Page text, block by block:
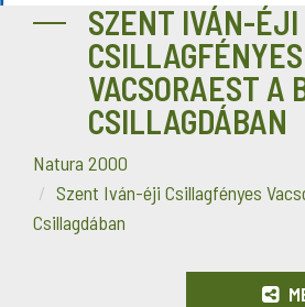
SZENT IVÁN-ÉJI
CSILLAGFÉNYES
VACSORAEST A
CSILLAGDÁBAN
Natura 2000
Szent Iván-éji Csillagfényes
Csillagdában